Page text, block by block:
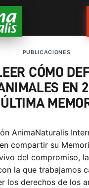
PUBLICACIONES
CÓMO
EN
AnimaNaturalis
compartir su
del compromiso,
la que trabajamos
los derechos de los